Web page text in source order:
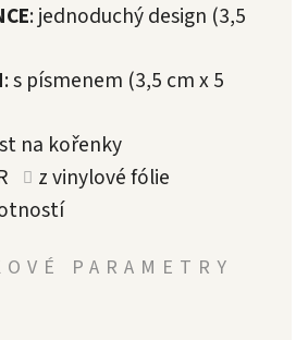
: jednoduchý design (3,5
: s písmenem (3,5 cm x 5
na kořenky
z vinylové fólie
PARAMETRY